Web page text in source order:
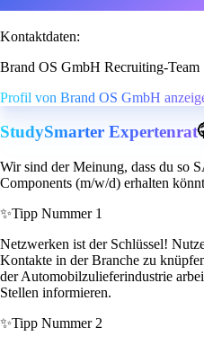
Kontaktdaten:
Brand OS GmbH Recruiting-Team
Profil von Brand OS GmbH
StudySmarter Expertenrat
Wir sind der Meinung, dass du so
Components (m/w/d) erhalten
✨Tipp Nummer 1
Netzwerken ist der Schlüssel!
Kontakte in der Branche zu
der Automobilzulieferindustrie
Stellen informieren.
✨Tipp Nummer 2